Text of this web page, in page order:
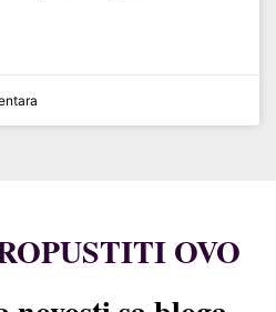
OVO